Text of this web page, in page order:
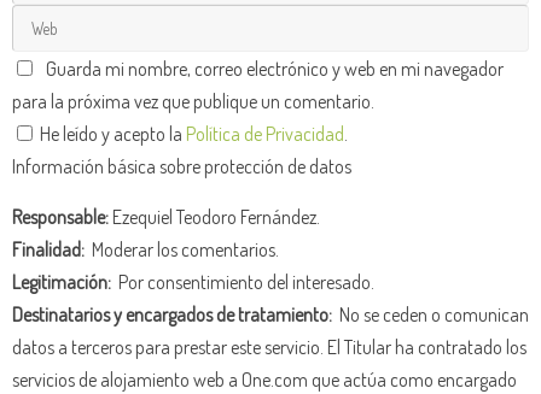
Guarda mi nombre, correo electrónico y web en mi navegador
para la próxima vez que publique un comentario.
He leído y acepto la Política de Privacidad
Información básica sobre protección de datos
Responsable:Ezequiel Teodoro Fernández.
Finalidad: Moderar los comentarios.
Legitimación: Por consentimiento del interesado.
Destinatarios y encargados de tratamiento: No se ceden o comunican
datos a terceros para prestar este servicio. El Titular ha contratado los
servicios de alojamiento web a One.com que actúa como encargado